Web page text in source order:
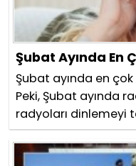
Şubat Ayında En
Şubat ayında en
Peki, Şubat ayında
radyoları dinlemeyi